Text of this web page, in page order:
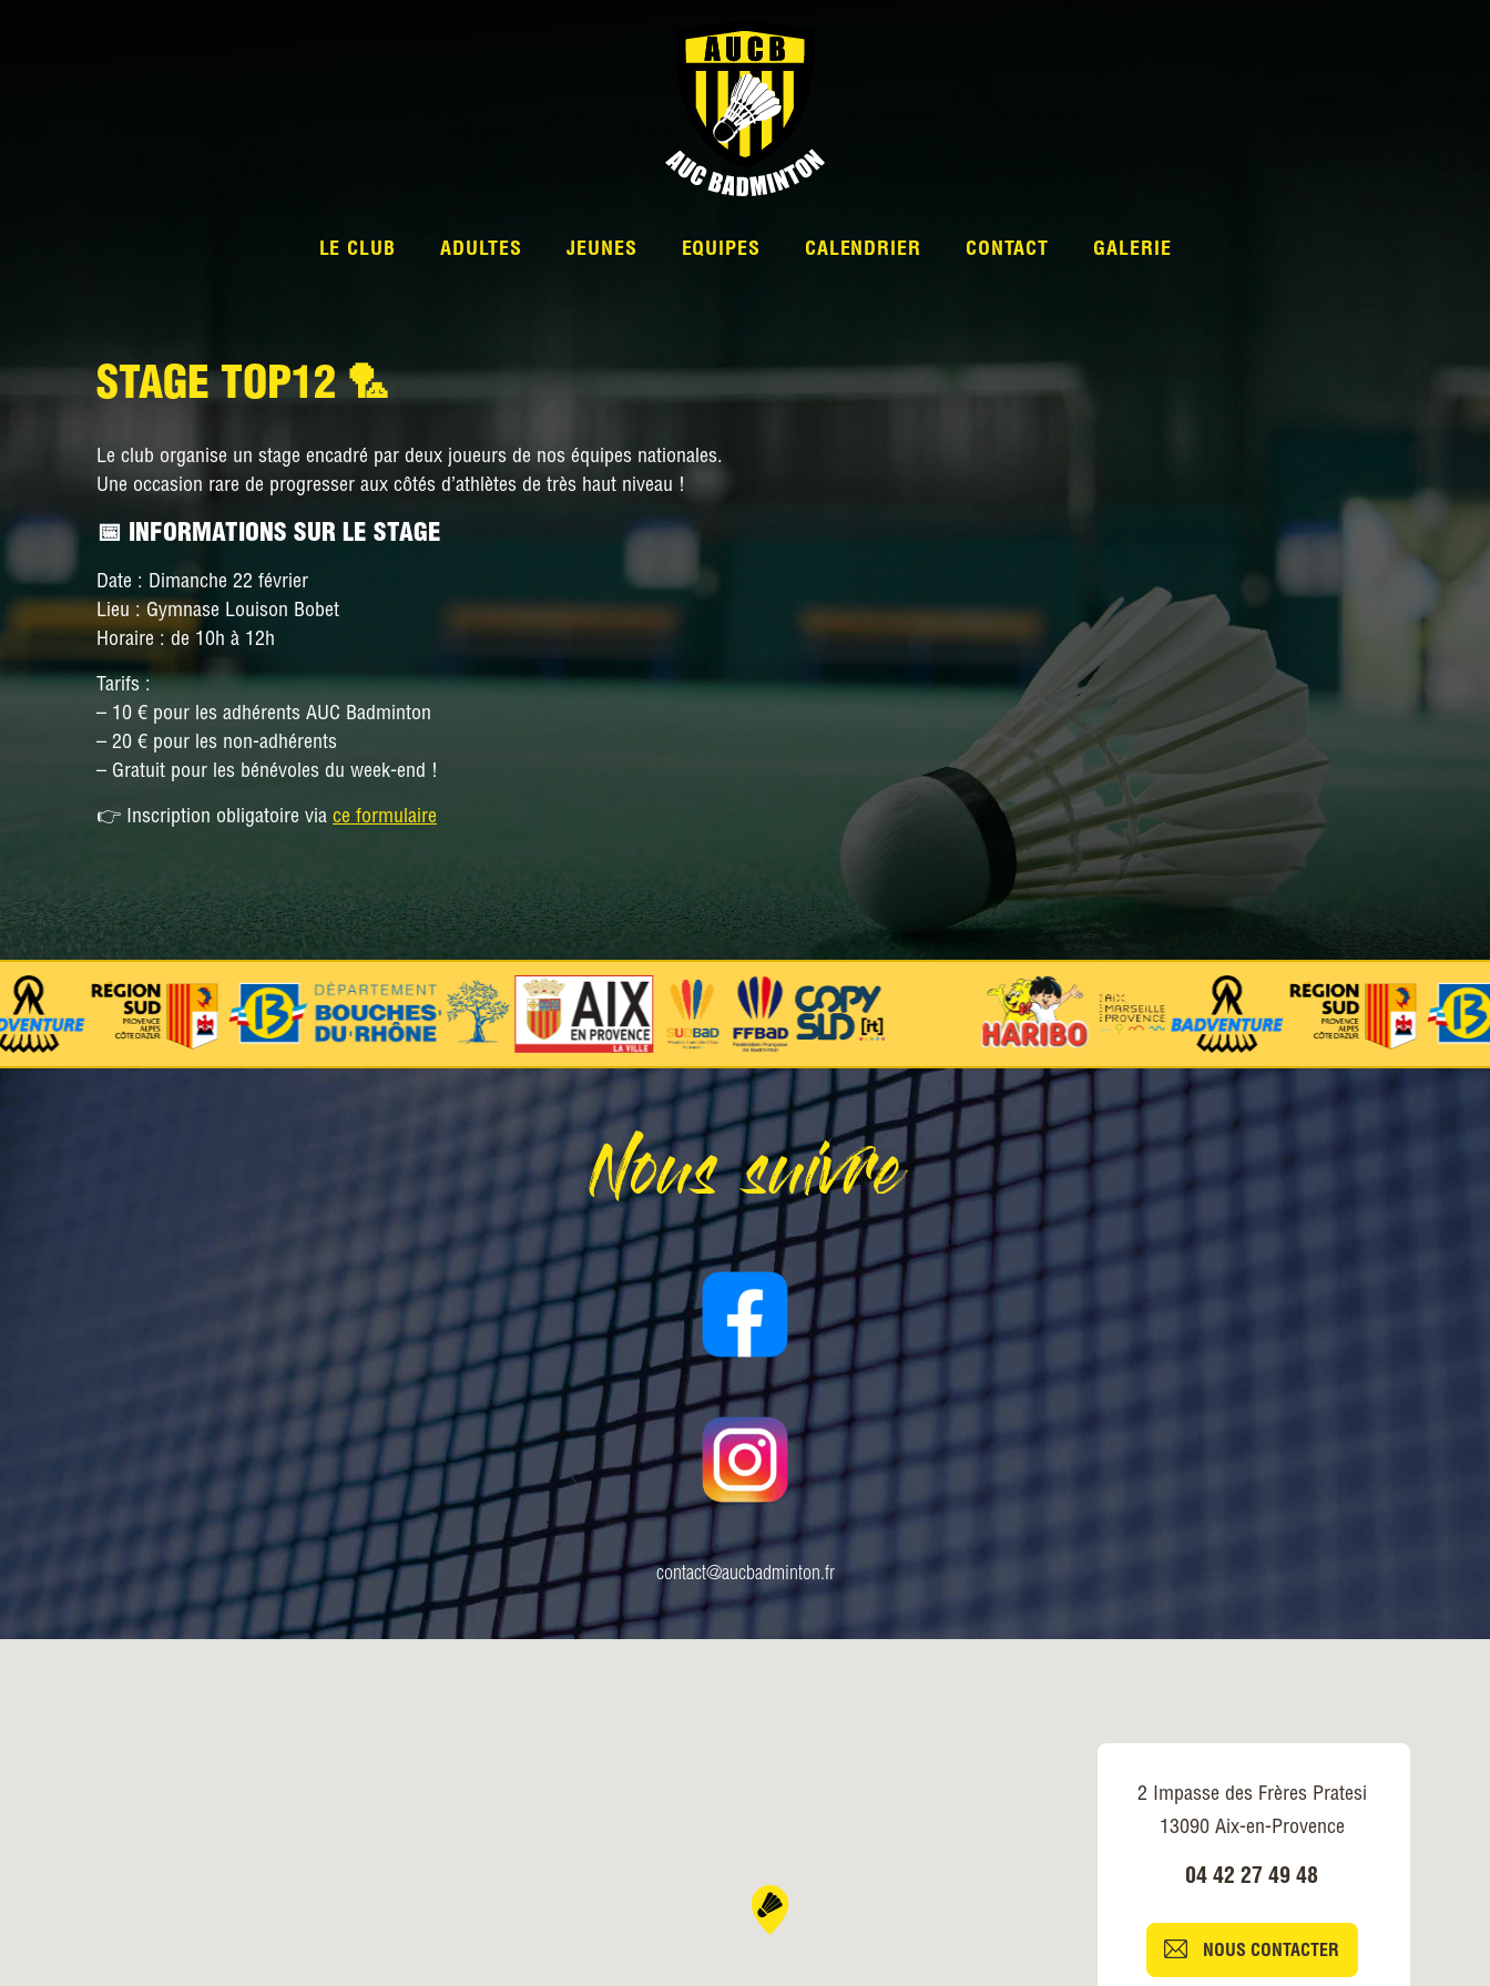
LE CLUB ADULTES JEUNES EQUIPES
DÉPARTEMENTALE 5
DÉPARTEMENTALE 6
CALENDRIER CONTACT GALERIE
STAGE TOP12 🏸
Le club organise un stage encadré par deux joueurs de nos équipes nationales.
Une occasion rare de progresser aux côtés d’athlètes de très haut niveau !
📅 INFORMATIONS SUR LE STAGE
Date : Dimanche 22 février
Lieu :Gymnase Louison Bobet
Horaire : de 10h à 12h
Tarifs :
– 10 € pour les adhérents AUC Badminton
– 20 € pour les non-adhérents
– Gratuit pour les bénévoles du week-end !
👉 Inscription obligatoire via ce formulaire
Nous suivre
contact@aucbadminton.fr
2 Impasse des Frères Pratesi
13090 Aix-en-Provence
04 42 27 49 48
NOUS CONTACTER